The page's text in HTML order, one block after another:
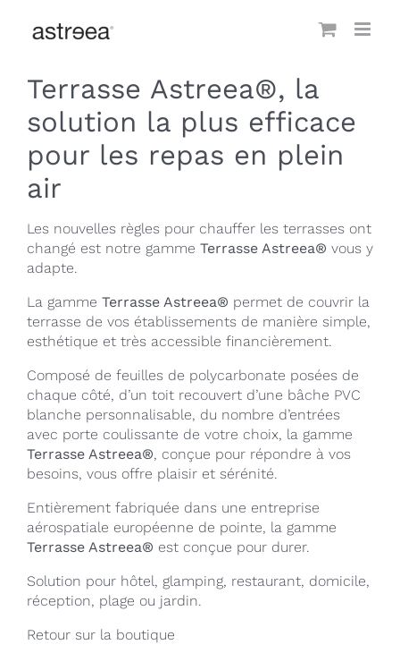
Terrasse Astreea®, la
solution la plus efficace
pour les repas en plein
air
Les nouvelles règles pour chauffer les terrasses ont
changé est notre gamme Terrasse Astreea® vous y
adapte.
La gamme Terrasse Astreea® permet de couvrir la
terrasse de vos établissements de manière simple,
esthétique et très accessible financièrement.
Composé de feuilles de polycarbonate posées de
chaque côté, d’un toit recouvert d’une bâche PVC
blanche personnalisable, du nombre d’entrées
avec porte coulissante de votre choix, la gamme
Terrasse Astreea®, conçue pour répondre à vos
besoins, vous offre plaisir et sérénité.
Entièrement fabriquée dans une entreprise
aérospatiale européenne de pointe, la gamme
Terrasse Astreea® est conçue pour durer.
Solution pour hôtel, glamping, restaurant, domicile,
réception, plage ou jardin.
Retour sur la boutique